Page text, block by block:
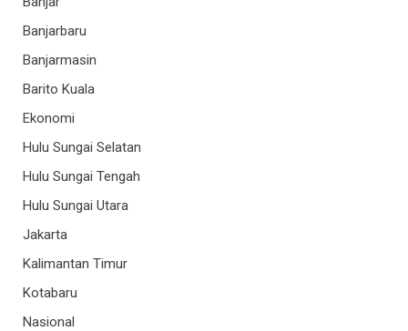
Banjarbaru
Banjarmasin
Barito Kuala
Ekonomi
Hulu Sungai Selatan
Hulu Sungai Tengah
Hulu Sungai Utara
Jakarta
Kalimantan Timur
Kotabaru
Nasional